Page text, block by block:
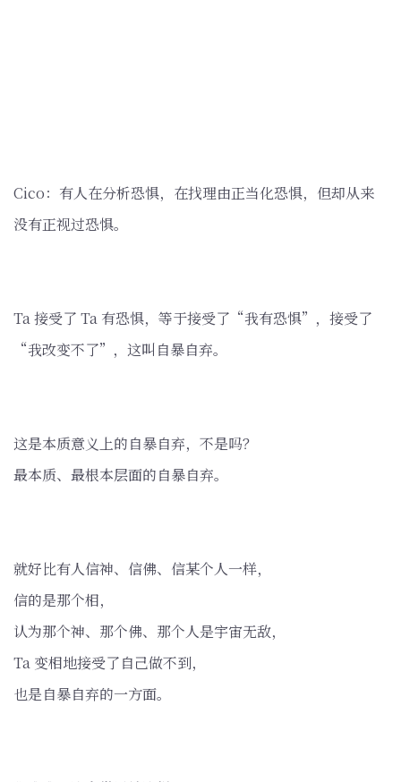
Cico：有人在分析恐惧，在找理由正当化恐惧，但却从来
没有正视过恐惧。
Ta 接受了 Ta 有恐惧，等于接受了“我有恐惧”，接受了
“我改变不了”，这叫自暴自弃。
这是本质意义上的自暴自弃，不是吗？
最本质、最根本层面的自暴自弃。
就好比有人信神、信佛、信某个人一样，
信的是那个相，
认为那个神、那个佛、那个人是宇宙无敌，
Ta 变相地接受了自己做不到，
也是自暴自弃的一方面。